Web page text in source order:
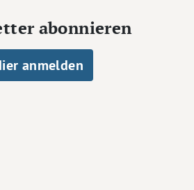
abonnieren
anmelden